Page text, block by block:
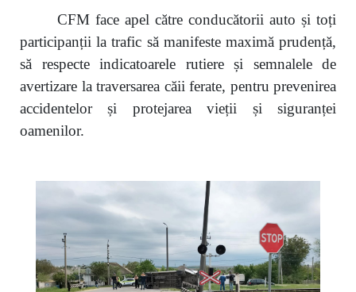
CFM face apel către conducătorii auto și toți
participanții la trafic să manifeste maximă prudență,
să respecte indicatoarele rutiere și semnalele de
avertizare la traversarea căii ferate, pentru prevenirea
accidentelor și protejarea vieții și siguranței
oamenilor.